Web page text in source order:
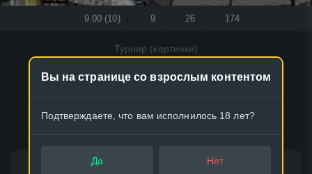
9.00 (10) 9 26 174
Турнир (картинки)
ЗАСМЕЯЛСЯ - ПРОИГРАЛ [01]
Вариантов:
Классический Царь горы
Вы на странице со взрослым контентом
Подтверждаете, что вам исполнилось 18 лет?
Да Нет